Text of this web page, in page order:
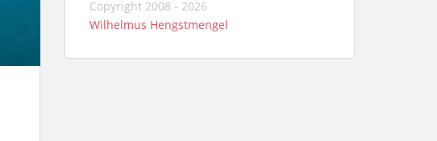
Copyright 2008 - 2026
Wilhelmus Hengstmengel